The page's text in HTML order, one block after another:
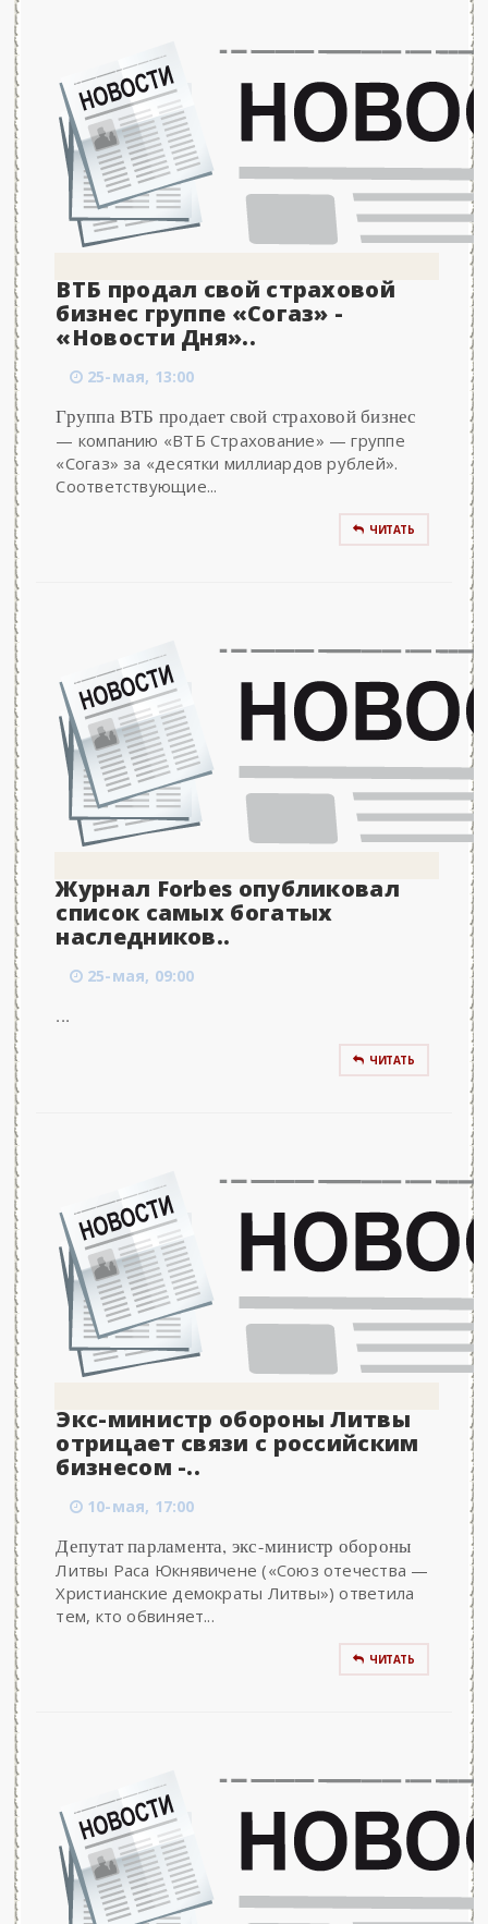
ВТБ продал свой страховой
бизнес группе «Согаз» -
«Новости Дня»..
25-мая, 13:00
Группа ВТБ продает свой страховой бизнес
— компанию «ВТБ Страхование» — группе
«Согаз» за «десятки миллиардов рублей».
Соответствующие...
ЧИТАТЬ
Журнал Forbes опубликовал
список самых богатых
наследников..
25-мая, 09:00
...
ЧИТАТЬ
Экс-министр обороны Литвы
отрицает связи с российским
бизнесом -..
10-мая, 17:00
Депутат парламента, экс-министр обороны
Литвы Раса Юкнявичене («Союз отечества —
Христианские демократы Литвы») ответила
тем, кто обвиняет...
ЧИТАТЬ